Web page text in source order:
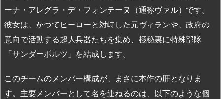
ーナ・アレグラ・デ・フォンテーヌ（通称ヴァル）です。
彼女は、かつてヒーローと対峙した元ヴィランや、政府の
意向で活動する超人兵器たちを集め、極秘裏に特殊部隊
「サンダーボルツ」を結成します。
このチームのメンバー構成が、まさに本作の肝となりま
す。主要メンバーとして名を連ねるのは、以下のような個